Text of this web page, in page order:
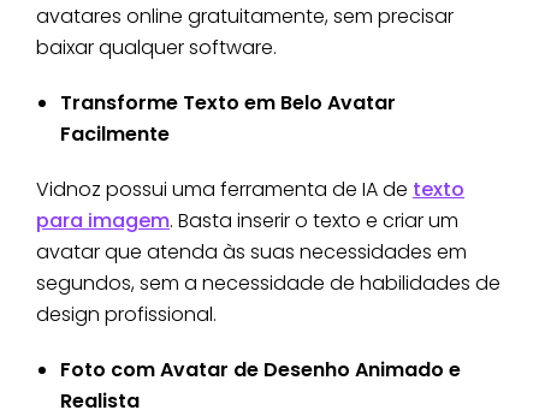
avatares online gratuitamente, sem precisar
baixar qualquer software.
Transforme Texto em Belo Avatar
Facilmente
Vidnoz possui uma ferramenta de IA de texto
para imagem. Basta inserir o texto e criar um
avatar que atenda às suas necessidades em
segundos, sem a necessidade de habilidades de
design profissional.
Foto com Avatar de Desenho Animado e
Realista